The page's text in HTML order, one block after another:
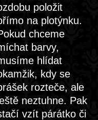
položit
na plotýnku.
chceme
barvy,
hlídat
kdy se
rozteče, ale
neztuhne. Pak
vzít párátko či